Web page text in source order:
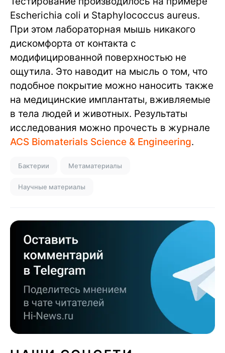
Escherichia coli и Staphylococcus aureus.
При этом лабораторная мышь никакого
дискомфорта от контакта с
модифицированной поверхностью не
ощутила. Это наводит на мысль о том, что
подобное покрытие можно наносить также
на медицинские имплантаты, вживляемые
в тела людей и животных. Результаты
исследования можно прочесть в журнале
ACS Biomaterials Science & Engineering.
Бактерии Метаматериалы
Научные материалы